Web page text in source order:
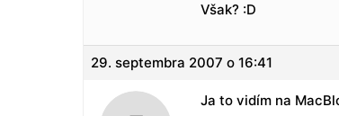
Však? :D
29. septembra 2007 o 16:41
Ja to vidím na